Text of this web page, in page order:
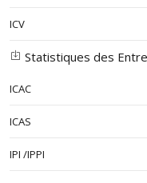
ICV
Statistiques des
ICAC
ICAS
IPI /IPPI